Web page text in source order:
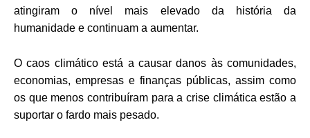
atingiram o nível mais elevado da história da
humanidade e continuam a aumentar.
O caos climático está a causar danos às comunidades,
economias, empresas e finanças públicas, assim como
os que menos contribuíram para a crise climática estão a
suportar o fardo mais pesado.